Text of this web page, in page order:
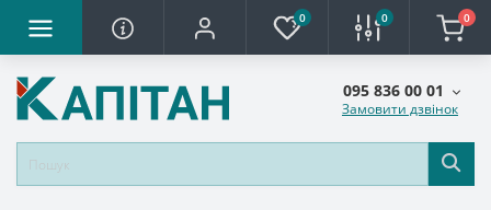
0 0 0
095 836 00 01
Замовити дзвінок